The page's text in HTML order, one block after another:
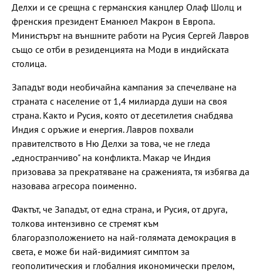
Делхи и се срещна с германския канцлер Олаф Шолц и
френския президент Еманюел Макрон в Европа.
Министърът на външните работи на Русия Сергей Лавров
също се отби в резиденцията на Моди в индийската
столица.
Западът води необичайна кампания за спечелване на
страната с население от 1,4 милиарда души на своя
страна. Както и Русия, която от десетилетия снабдява
Индия с оръжие и енергия. Лавров похвали
правителството в Ню Делхи за това, че не гледа
„едностранчиво" на конфликта. Макар че Индия
призовава за прекратяване на сраженията, тя избягва да
назовава агресора поименно.
Фактът, че Западът, от една страна, и Русия, от друга,
толкова интензивно се стремят към
благоразположението на най-голямата демокрация в
света, е може би най-видимият симптом за
геополитическия и глобалния икономически прелом,